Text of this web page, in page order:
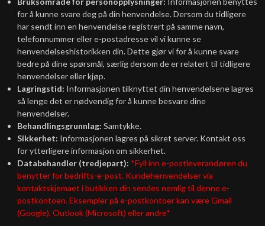
for å kunne svare deg på din henvendelse. Dersom du tidligere
har sendt inn en henvendelse registrert på samme navn,
telefonnummer eller e-postadresse vil vi kunne se
henvendelseshistorikken din. Dette gjør vi for å kunne svare
bedre på dine spørsmål, særlig dersom de er relatert til tidligere
henvendelser eller kjøp.
Lagringstid: Informasjonen tilknyttet din henvendelsene lagres
så lenge det er nødvendig for å kunne besvare dine
henvendelser.
Behandlingsgrunnlag: Samtykke.
Sikkerhet: Informasjonen lagres på sikret server. Kontakt oss
for ytterligere informasjon om sikkerhet.
Databehandler (tredjepart): *Fyll inn e-postleverandøren du
benytter for bedrifts-e-post. Kundehenvendelser via
kontaktskjemaet i butikken din sendes nemlig til denne e-
postkontoen. Eksempler på e-postkontoer kan være Gmail
(Google), Outlook (Microsoft) eller andre*